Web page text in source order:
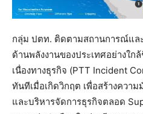
กลุ่ม ปตท. ติดตามสถานการณ์แล
ด้านพลังงานของประเทศอย่างใ
เนื่องทางธุรกิจ (PTT Incident
ทันทีเมื่อเกิดวิกฤต เพื่อสร้างควา
และบริหารจัดการธุรกิจตลอด